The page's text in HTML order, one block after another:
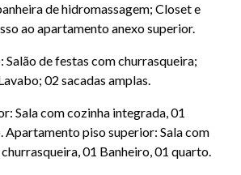
de hidromassagem; Closet e
ao apartamento anexo superior.
de festas com churrasqueira;
02 sacadas amplas.
Sala com cozinha integrada, 01
Apartamento piso superior: Sala com
01 Banheiro, 01 quarto.